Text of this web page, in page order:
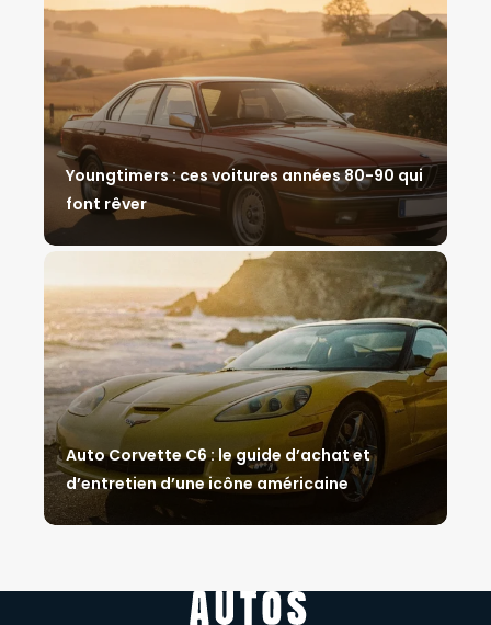
Youngtimers : ces voitures années 80-90 qui
font rêver
Auto Corvette C6 : le guide d’achat et
d’entretien d’une icône américaine